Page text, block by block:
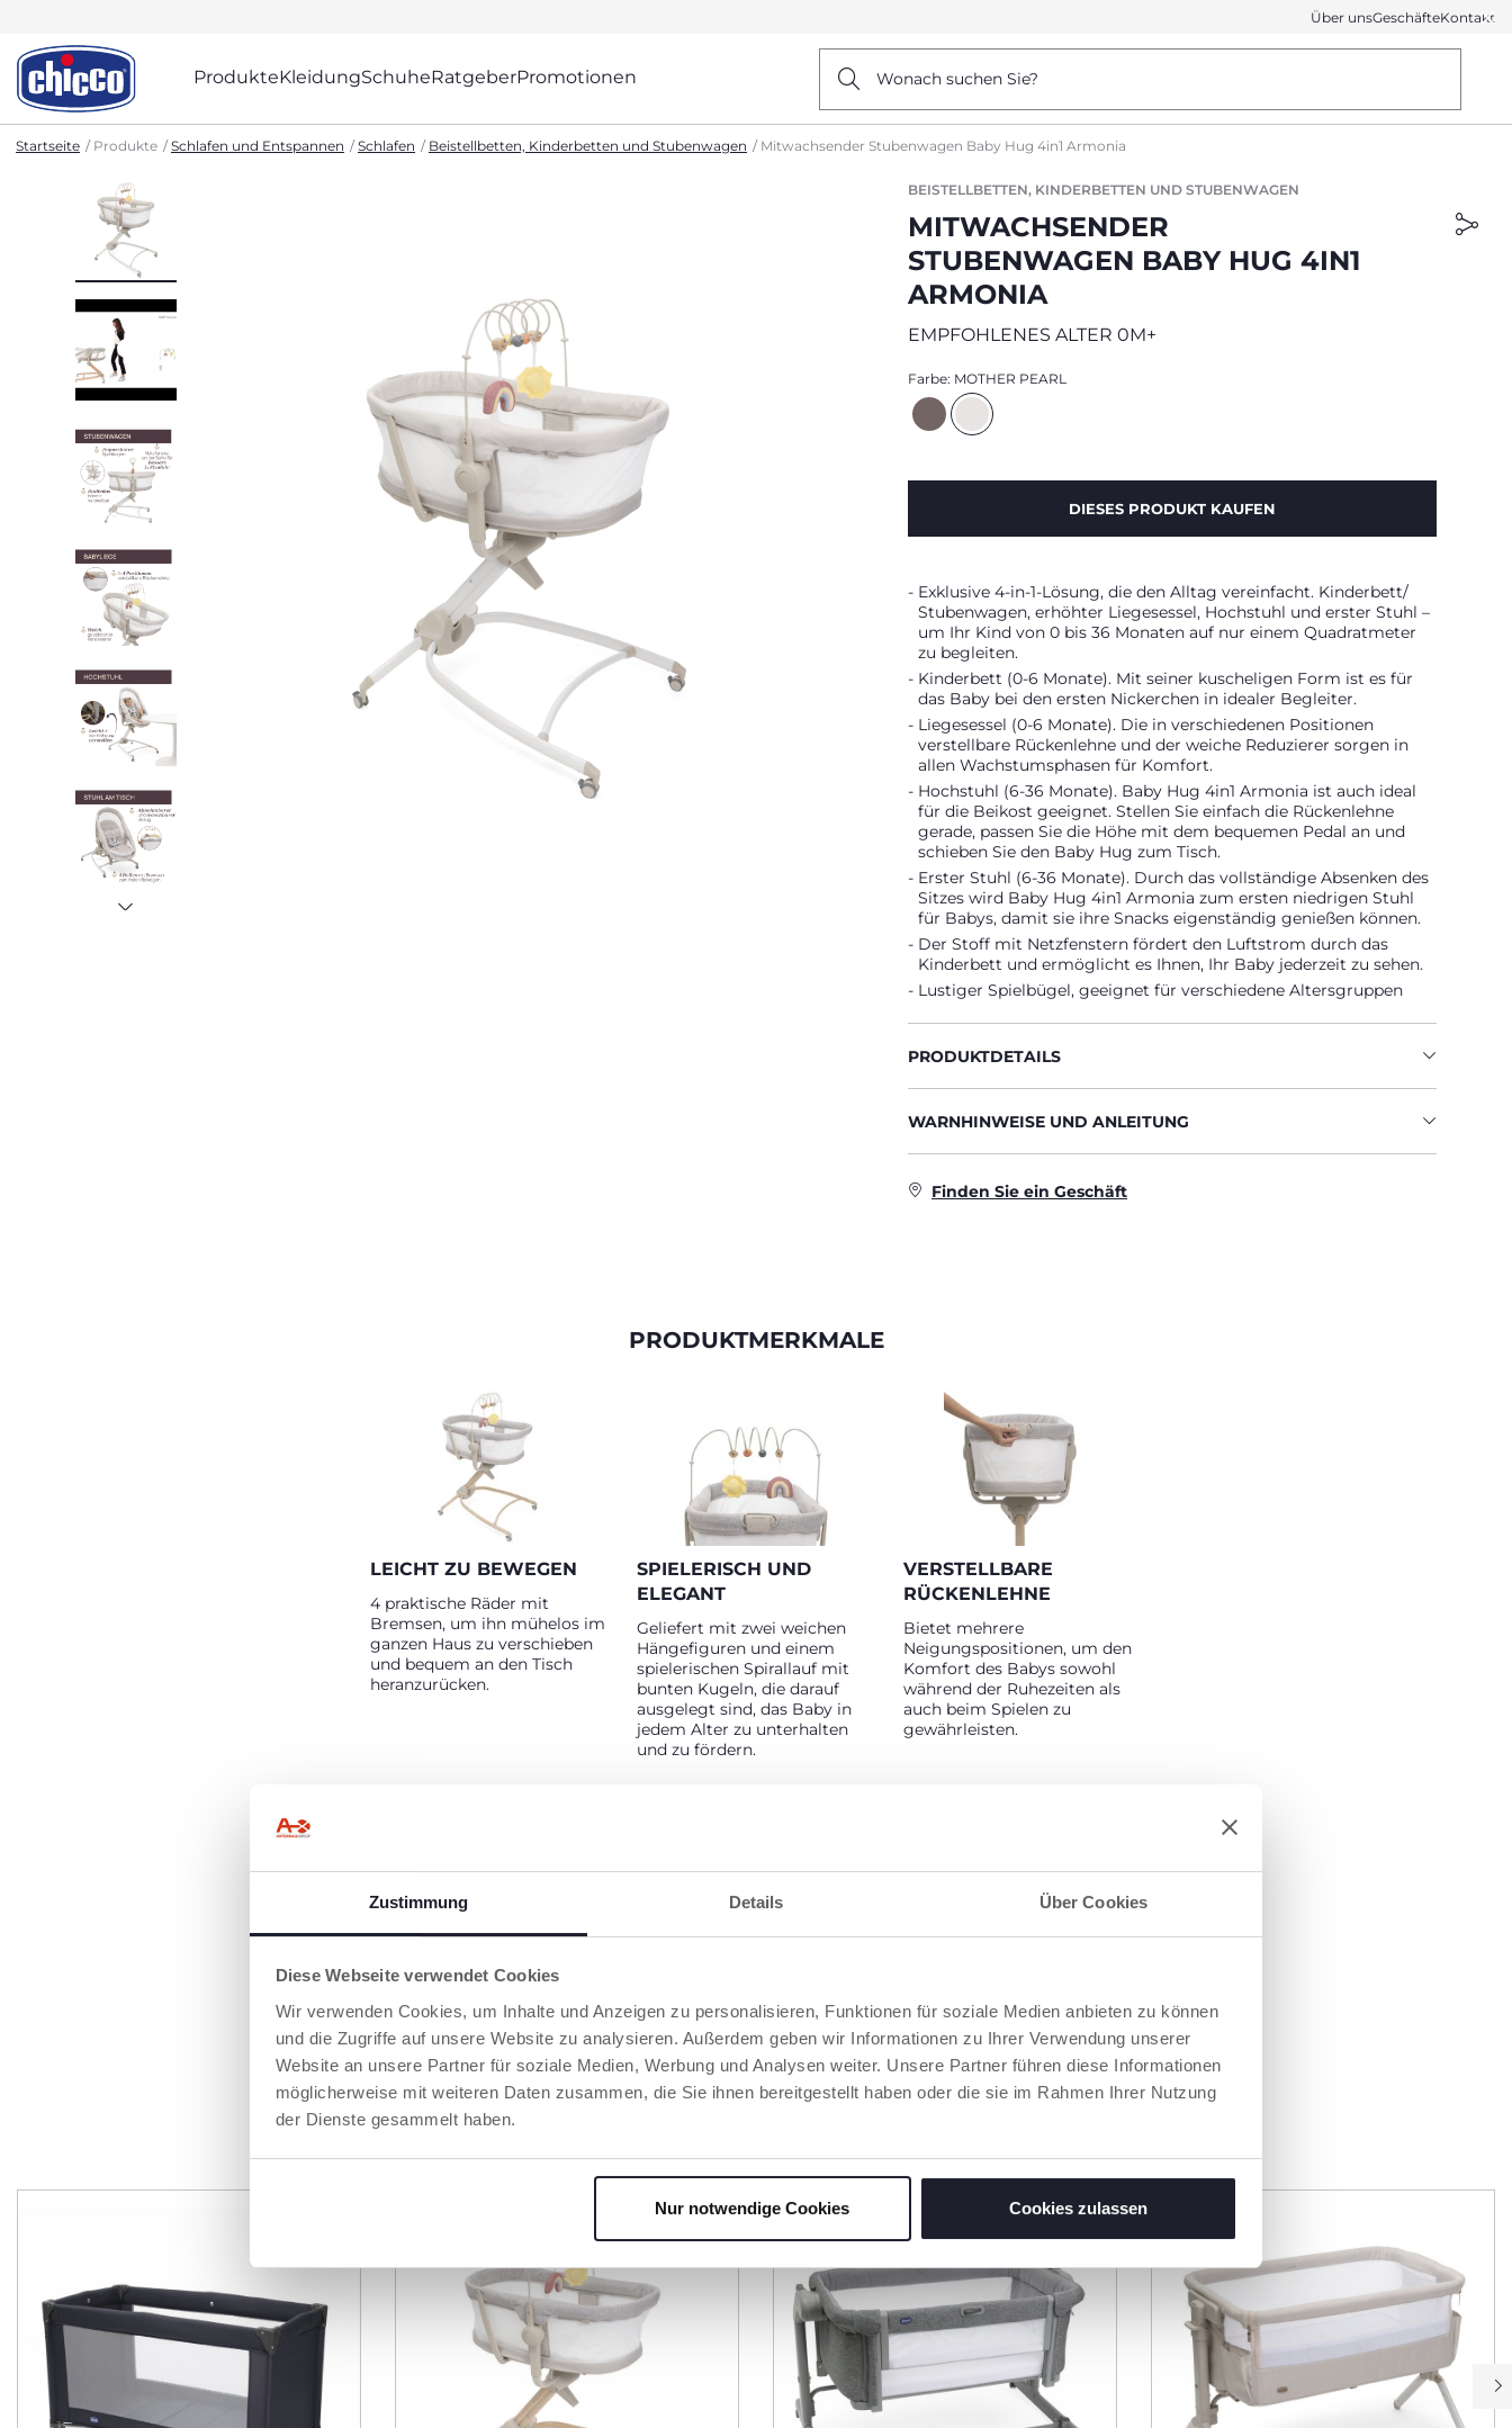
Zustimmung Details Über Cookies
Diese Webseite verwendet Cookies
Wir verwenden Cookies, um Inhalte und Anzeigen zu personalisieren, Funktionen für soziale Medien anbieten zu können
und die Zugriffe auf unsere Website zu analysieren. Außerdem geben wir Informationen zu Ihrer Verwendung unserer
Website an unsere Partner für soziale Medien, Werbung und Analysen weiter. Unsere Partner führen diese Informationen
möglicherweise mit weiteren Daten zusammen, die Sie ihnen bereitgestellt haben oder die sie im Rahmen Ihrer Nutzung
der Dienste gesammelt haben.
Nur notwendige Cookies Cookies zulassen
Über unsGeschäfteKontakt
ProdukteKleidungSchuheRatgeberPromotionen Wonach suchen Sie?
Startseite Produkte Schlafen und Entspannen Schlafen Beistellbetten, Kinderbetten und Stubenwagen Mitwachsender Stubenwagen Baby Hug 4in1 Armonia
BEISTELLBETTEN, KINDERBETTEN UND STUBENWAGEN
MITWACHSENDER
STUBENWAGEN BABY HUG 4IN1
ARMONIA
EMPFOHLENES ALTER 0M+
Farbe: MOTHER PEARL
DIESES PRODUKT KAUFEN
Exklusive 4-in-1-Lösung, die den Alltag vereinfacht. Kinderbett/
Stubenwagen, erhöhter Liegesessel, Hochstuhl und erster Stuhl –
um Ihr Kind von 0 bis 36 Monaten auf nur einem Quadratmeter
zu begleiten.
Kinderbett (0-6 Monate). Mit seiner kuscheligen Form ist es für
das Baby bei den ersten Nickerchen in idealer Begleiter.
Liegesessel (0-6 Monate). Die in verschiedenen Positionen
verstellbare Rückenlehne und der weiche Reduzierer sorgen in
allen Wachstumsphasen für Komfort.
Hochstuhl (6-36 Monate). Baby Hug 4in1 Armonia ist auch ideal
für die Beikost geeignet. Stellen Sie einfach die Rückenlehne
gerade, passen Sie die Höhe mit dem bequemen Pedal an und
schieben Sie den Baby Hug zum Tisch.
Erster Stuhl (6-36 Monate). Durch das vollständige Absenken des
Sitzes wird Baby Hug 4in1 Armonia zum ersten niedrigen Stuhl
für Babys, damit sie ihre Snacks eigenständig genießen können.
Der Stoff mit Netzfenstern fördert den Luftstrom durch das
Kinderbett und ermöglicht es Ihnen, Ihr Baby jederzeit zu sehen.
Lustiger Spielbügel, geeignet für verschiedene Altersgruppen
PRODUKTDETAILS
WARNHINWEISE UND ANLEITUNG
Finden Sie ein Geschäft
PRODUKTMERKMALE
LEICHT ZU BEWEGEN
4 praktische Räder mit
Bremsen, um ihn mühelos im
ganzen Haus zu verschieben
und bequem an den Tisch
heranzurücken.
SPIELERISCH UND
ELEGANT
Geliefert mit zwei weichen
Hängefiguren und einem
spielerischen Spirallauf mit
bunten Kugeln, die darauf
ausgelegt sind, das Baby in
jedem Alter zu unterhalten
und zu fördern.
VERSTELLBARE
RÜCKENLEHNE
Bietet mehrere
Neigungspositionen, um den
Komfort des Babys sowohl
während der Ruhezeiten als
auch beim Spielen zu
gewährleisten.
ULTRA-KOMPAKT
Benötigt lediglich einen
Quadratmeter Stellfläche
(1m²).
Abnehmbarer, waschbarer
Bezug, maschinenwaschbar
bei 30 °C.